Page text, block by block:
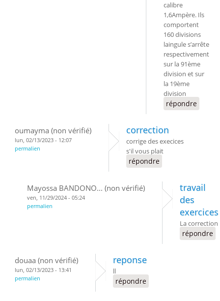
calibre
1,6Ampère. Ils
comportent
160 divisions
laingule s’arrête
respectivement
sur la 91ème
division et sur
la 19ème
division
répondre
oumayma (non vérifié)
lun, 02/13/2023 - 12:07
permalien
correction
corrige des execices
s'il vous plait
répondre
Mayossa BANDONO... (non vérifié)
ven, 11/29/2024 - 05:24
permalien
travail
des
exercices
La correction
répondre
douaa (non vérifié)
lun, 02/13/2023 - 13:41
permalien
reponse
ll
répondre